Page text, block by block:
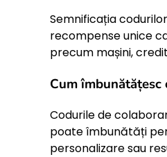
Semnificația
recompense unice
precum mașini,
Cum
Codurile de
poate îmbunătăți
personalizare sau